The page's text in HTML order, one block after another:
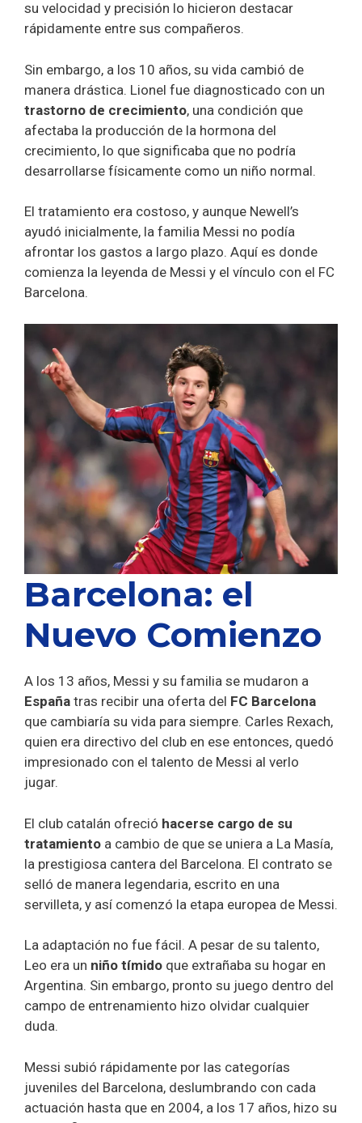
su velocidad y precisión lo hicieron destacar
rápidamente entre sus compañeros.
Sin embargo, a los 10 años, su vida cambió de
manera drástica. Lionel fue diagnosticado con un
trastorno de crecimiento, una condición que
afectaba la producción de la hormona del
crecimiento, lo que significaba que no podría
desarrollarse físicamente como un niño normal.
El tratamiento era costoso, y aunque Newell’s
ayudó inicialmente, la familia Messi no podía
afrontar los gastos a largo plazo. Aquí es donde
comienza la leyenda de Messi y el vínculo con el FC
Barcelona.
Barcelona: el
Nuevo Comienzo
A los 13 años, Messi y su familia se mudaron a
España tras recibir una oferta del FC Barcelona
que cambiaría su vida para siempre. Carles Rexach,
quien era directivo del club en ese entonces, quedó
impresionado con el talento de Messi al verlo
jugar.
El club catalán ofreció hacerse cargo de su
tratamiento a cambio de que se uniera a La Masía,
la prestigiosa cantera del Barcelona. El contrato se
selló de manera legendaria, escrito en una
servilleta, y así comenzó la etapa europea de Messi.
La adaptación no fue fácil. A pesar de su talento,
Leo era un niño tímido que extrañaba su hogar en
Argentina. Sin embargo, pronto su juego dentro del
campo de entrenamiento hizo olvidar cualquier
duda.
Messi subió rápidamente por las categorías
juveniles del Barcelona, deslumbrando con cada
actuación hasta que en 2004, a los 17 años, hizo su